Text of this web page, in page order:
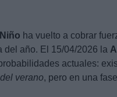
ha vuelto a cobrar
del año. El 15/04/2026 la
actuales:
verano, pero en una